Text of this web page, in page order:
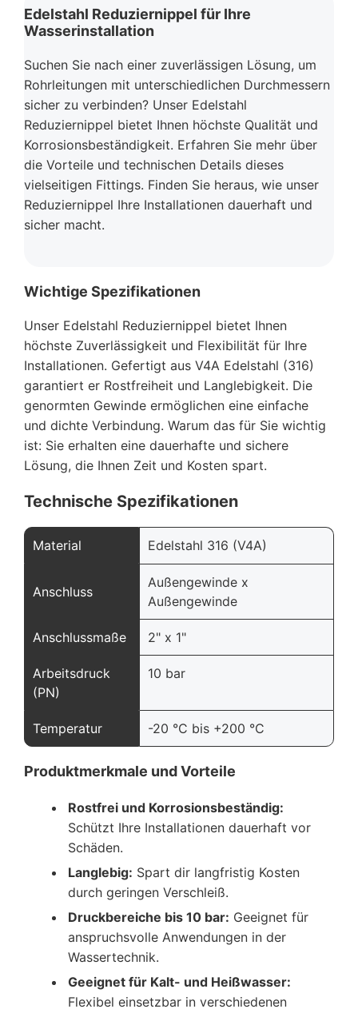
Edelstahl Reduziernippel für Ihre
Wasserinstallation
Suchen Sie nach einer zuverlässigen Lösung, um
Rohrleitungen mit unterschiedlichen Durchmessern
sicher zu verbinden? Unser Edelstahl
Reduziernippel bietet Ihnen höchste Qualität und
Korrosionsbeständigkeit. Erfahren Sie mehr über
die Vorteile und technischen Details dieses
vielseitigen Fittings. Finden Sie heraus, wie unser
Reduziernippel Ihre Installationen dauerhaft und
sicher macht.
Wichtige Spezifikationen
Unser Edelstahl Reduziernippel bietet Ihnen
höchste Zuverlässigkeit und Flexibilität für Ihre
Installationen. Gefertigt aus V4A Edelstahl (316)
garantiert er Rostfreiheit und Langlebigkeit. Die
genormten Gewinde ermöglichen eine einfache
und dichte Verbindung. Warum das für Sie wichtig
ist: Sie erhalten eine dauerhafte und sichere
Lösung, die Ihnen Zeit und Kosten spart.
Technische Spezifikationen
Material Edelstahl 316 (V4A)
Anschluss
Außengewinde x
Außengewinde
Anschlussmaße 2" x 1"
Arbeitsdruck
(PN)
10 bar
Temperatur -20 °C bis +200 °C
Produktmerkmale und Vorteile
Rostfrei und Korrosionsbeständig:
Schützt Ihre Installationen dauerhaft vor
Schäden.
Langlebig: Spart dir langfristig Kosten
durch geringen Verschleiß.
Druckbereiche bis 10 bar: Geeignet für
anspruchsvolle Anwendungen in der
Wassertechnik.
Geeignet für Kalt- und Heißwasser:
Flexibel einsetzbar in verschiedenen